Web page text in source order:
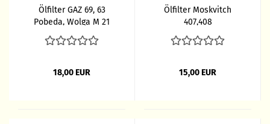
Ölfilter GAZ 69, 63
Pobeda, Wolga M 21
18,00 EUR
Ölfilter Moskvitch
407,408
15,00 EUR